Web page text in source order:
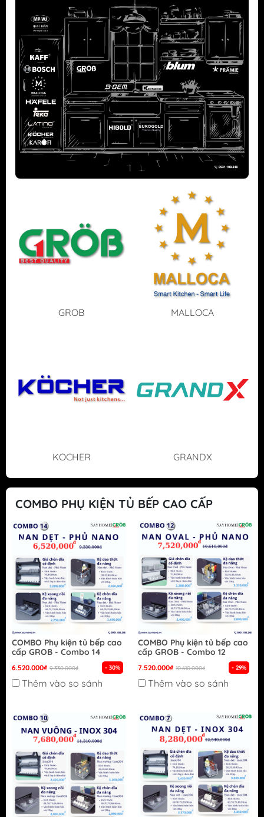
GROB MALLOCA
KOCHER GRANDX
COMBO PHỤ KIỆN TỦ BẾP CAO CẤP
COMBO Phụ kiện tủ bếp cao
cấp GROB - Combo 14
6.520.000₫ 9.330.000₫ - 30%
Thêm vào so sánh
COMBO Phụ kiện tủ bếp cao
cấp GROB - Combo 12
7.520.000₫ 10.610.000₫ - 29%
Thêm vào so sánh